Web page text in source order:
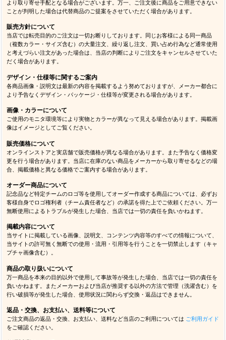
より取り寄せ手配となる場合がございます。万一、ご注文後に商品をご用意できない
ことが判明した場合は代替商品のご提案をさせていただく場合があります。
販売方針について
当店では転売目的のご注文は一切お断りしております。同じお客様による同一商品
（複数カラー・サイズ含む）の大量注文、繰り返し注文、買い占め行為など通常使用
と考えづらい注文があった場合は、当店の判断によりご注文をキャンセルさせていた
だく場合があります。
デザイン・仕様等に関するご案内
各商品画像・説明文は最新の内容を掲載するよう努めておりますが、メーカー都合に
より予告なくデザイン・パッケージ・仕様等が変更される場合があります。
画像・カラーについて
ご使用のモニタ環境等により実物とカラーが異なって見える場合があります。掲載画
像はイメージとしてご覧ください。
販売価格について
オンラインストアと実店舗で販売価格が異なる場合があります。また予告なく価格変
更を行う場合があります。当店に在庫のない商品をメーカーから取り寄せるなどの場
合、掲載価格と異なる価格でご案内する場合があります。
オーダー商品について
記念品など特定チームのロゴ等を使用してオーダー作成する商品については、必ずお
客様自身でロゴ権利者（チーム責任者など）の承諾を得た上でご依頼ください。万一
無断使用によるトラブルが発生した場合、当店では一切の責任を負いかねます。
掲載内容について
当サイトに掲載している画像、説明文、コンテンツ内容等のすべての情報について、
当サイトの許可無く無断での使用・流用・引用等を行うことを一切禁止します（キャ
プチャ画像含む）。
商品の取り扱いについて
万一商品を本来の目的以外で使用して事故等が発生した場合、当店では一切の責任を
負いかねます。またメーカーおよび当店が推奨する以外の方法で管理（洗濯含む）を
行い破損等が発生した場合、使用状況に関わらず交換・返品はできません。
返品・交換、お支払い、送料等について
ご注文商品の返品・交換、お支払い、送料など当店のご利用については ご利用ガイド
をご確認ください。